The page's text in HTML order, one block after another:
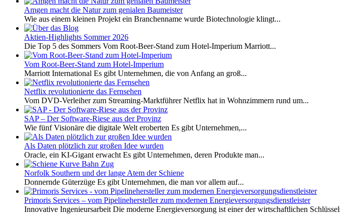
Amgen macht die Natur zum genialen Baumeister
Wie aus einem kleinen Projekt ein Branchenname wurde Biotechnologie klingt...
Aktien-Highlights Sommer 2026
Die Top 5 des Sommers Vom Root-Beer-Stand zum Hotel-Imperium Marriott...
Vom Root-Beer-Stand zum Hotel-Imperium
Marriott International Es gibt Unternehmen, die von Anfang an groß...
Netflix revolutionierte das Fernsehen
Vom DVD-Verleiher zum Streaming-Marktführer Netflix hat in Wohnzimmern rund um...
SAP – Der Software-Riese aus der Provinz
Wie fünf Visionäre die digitale Welt eroberten Es gibt Unternehmen,...
Als Daten plötzlich zur großen Idee wurden
Oracle, ein KI-Gigant erwacht Es gibt Unternehmen, deren Produkte man...
Norfolk Southern und der lange Atem der Schiene
Donnernde Güterzüge Es gibt Unternehmen, die man vor allem auf...
Primoris Services – vom Pipelinehersteller zum modernen Energieversorgungsdienstleister
Innovative Ingenieursarbeit Die moderne Energieversorgung ist einer der wirtschaftlichen